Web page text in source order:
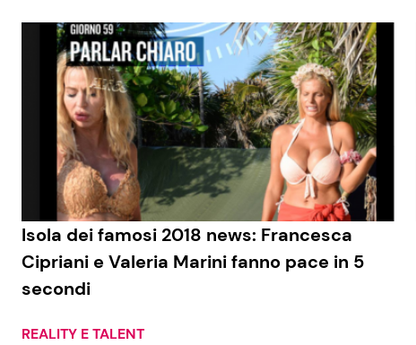
Isola dei famosi 2018 news: Francesca
Cipriani e Valeria Marini fanno pace in 5
secondi
REALITY E TALENT